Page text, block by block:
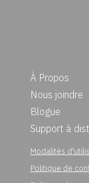
À Propos
Nous joindre
Blogue
Support à
Modalités
Politique de